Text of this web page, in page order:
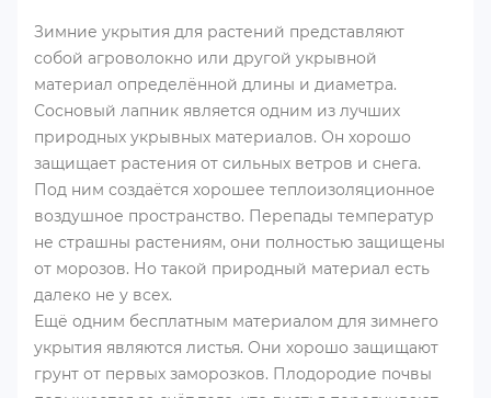
Зимние укрытия для растений представляют
собой агроволокно или другой укрывной
материал определённой длины и диаметра.
Сосновый лапник является одним из лучших
природных укрывных материалов. Он хорошо
защищает растения от сильных ветров и снега.
Под ним создаётся хорошее теплоизоляционное
воздушное пространство. Перепады температур
не страшны растениям, они полностью защищены
от морозов. Но такой природный материал есть
далеко не у всех.
Ещё одним бесплатным материалом для зимнего
укрытия являются листья. Они хорошо защищают
грунт от первых заморозков. Плодородие почвы